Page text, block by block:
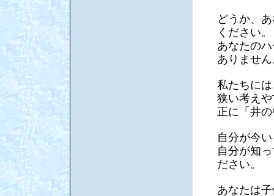
どうか、
ください。
あなたの
ありませ
私たちに
狭い考え
正に「井
自分が今
自分が知
ださい。
あなたは